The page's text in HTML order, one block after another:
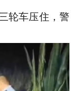
轮车压住，警